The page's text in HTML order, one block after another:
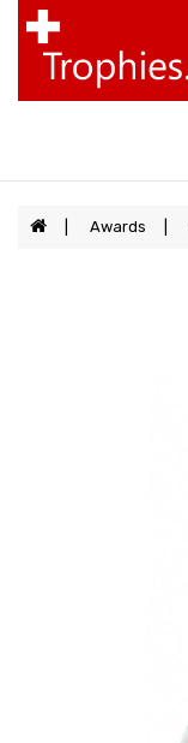
Pokale
Medaillen
Awards
Glocken
Sale
Awards